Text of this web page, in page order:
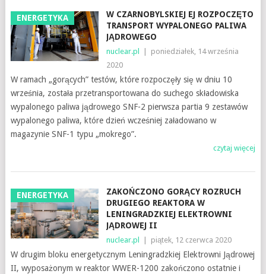
ENERGETYKA
W CZARNOBYLSKIEJ EJ ROZPOCZĘTO
TRANSPORT WYPALONEGO PALIWA
JĄDROWEGO
nuclear.pl
poniedziałek, 14 września
2020
W ramach „gorących” testów, które rozpoczęły się w dniu 10
września, została przetransportowana do suchego składowiska
wypalonego paliwa jądrowego SNF-2 pierwsza partia 9 zestawów
wypalonego paliwa, które dzień wcześniej załadowano w
magazynie SNF-1 typu „mokrego”.
czytaj więcej
ENERGETYKA
ZAKOŃCZONO GORĄCY ROZRUCH
DRUGIEGO REAKTORA W
LENINGRADZKIEJ ELEKTROWNI
JĄDROWEJ II
nuclear.pl piątek, 12 czerwca 2020
W drugim bloku energetycznym Leningradzkiej Elektrowni Jądrowej
II, wyposażonym w reaktor WWER-1200 zakończono ostatnie i